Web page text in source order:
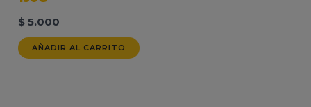
$ 5.000
AÑADIR AL CARRITO